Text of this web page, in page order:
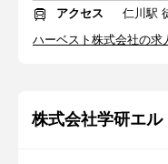
アクセス
仁川駅
ハーベスト株式会社の求
株式会社学研エ